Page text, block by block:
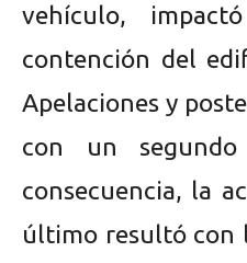
vehículo,
contención del
Apelaciones y
con un segundo
consecuencia, la
último resultó con